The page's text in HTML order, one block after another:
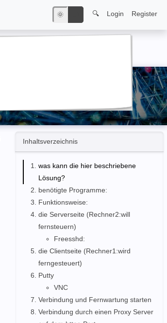
🌞 🔍 Login Register
Inhaltsverzeichnis
was kann die hier beschriebene
Lösung?
benötigte Programme:
Funktionsweise:
die Serverseite (Rechner2:will
fernsteuern)
Freesshd:
die Clientseite (Rechner1:wird
ferngesteuert)
Putty
VNC
Verbindung und Fernwartung starten
Verbindung durch einen Proxy Server